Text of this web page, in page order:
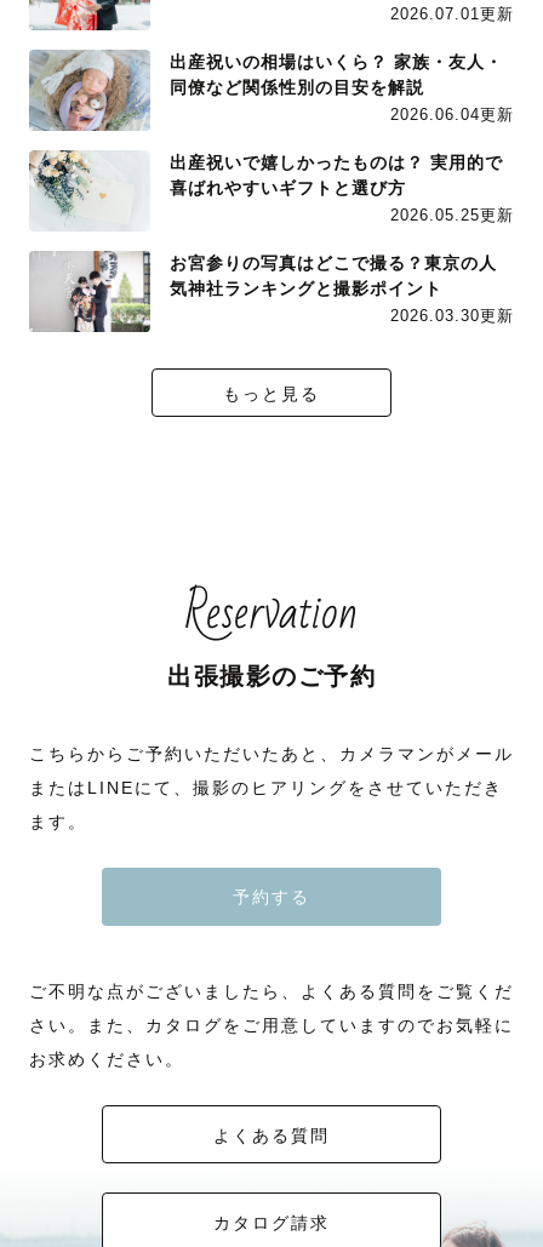
2026.07.01更新
出産祝いの相場はいくら？ 家族・友人・
同僚など関係性別の目安を解説
2026.06.04更新
出産祝いで嬉しかったものは？ 実用的で
喜ばれやすいギフトと選び方
2026.05.25更新
お宮参りの写真はどこで撮る？東京の人
気神社ランキングと撮影ポイント
2026.03.30更新
もっと見る
Reservation
出張撮影のご予約
こちらからご予約いただいたあと、カメラマンがメール
またはLINEにて、撮影のヒアリングをさせていただき
ます。
予約する
ご不明な点がございましたら、よくある質問をご覧くだ
さい。また、カタログをご用意していますのでお気軽に
お求めください。
よくある質問
カタログ請求